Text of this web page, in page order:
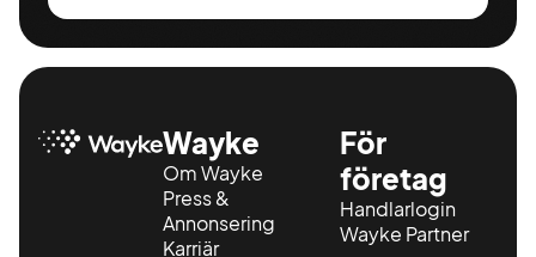
Wayke
Om Wayke
Press &
Annonsering
Karriär
För
företag
Handlarlogin
Wayke Partner